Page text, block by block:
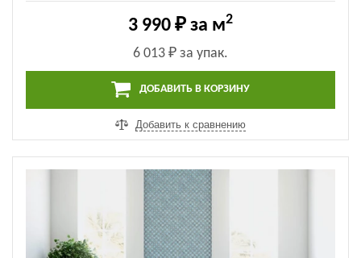
3 990 ₽ за м2
6 013 ₽ за упак.
ДОБАВИТЬ В КОРЗИНУ
Добавить к сравнению